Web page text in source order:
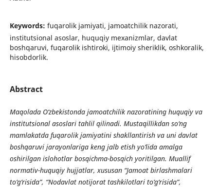
Keywords: fuqarolik jamiyati, jamoatchilik nazorati,
institutsional asoslar, huquqiy mexanizmlar, davlat
boshqaruvi, fuqarolik ishtiroki, ijtimoiy sheriklik, oshkoralik,
hisobdorlik.
Abstract
Maqolada O‘zbekistonda jamoatchilik nazoratining huquqiy va
institutsional asoslari tahlil qilinadi. Mustaqillikdan so‘ng
mamlakatda fuqarolik jamiyatini shakllantirish va uni davlat
boshqaruvi jarayonlariga keng jalb etish yo‘lida amalga
oshirilgan islohotlar bosqichma-bosqich yoritilgan. Muallif
normativ-huquqiy hujjatlar, xususan “Jamoat birlashmalari
to‘g‘risida”, “Nodavlat notijorat tashkilotlari to‘g‘risida”,